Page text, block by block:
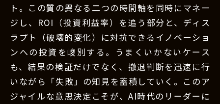
ト。この質の異なる二つの時間軸を同時にマネー
ジし、ROI（投資利益率）を追う部分と、ディス
ラプト（破壊的変化）に対抗できるイノベーショ
ンへの投資を峻別する。うまくいかないケース
も、結果の検証だけでなく、撤退判断を迅速に行
いながら「失敗」の知見を蓄積していく。このア
ジャイルな意思決定こそが、AI時代のリーダーに